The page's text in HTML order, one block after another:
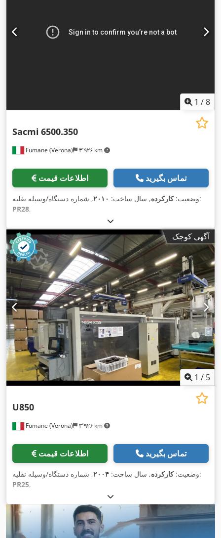
1 /8
Fumane (Verona) ۳٬۹۲۶ km
Sacmi 6500.350
اطلاعات قیمت تماس بگیرید
وضعیت:کارکرده, سال ساخت: ۲۰۱۰
, شماره دستگاه/وسیله نقلیه:
PR28,
آگهی کوچک
1 / 5
Fumane (Verona) ۳٬۹۲۶ km
U850
اطلاعات قیمت تماس بگیرید
وضعیت:کارکرده, سال ساخت: ۲۰۰۴
, شماره دستگاه/وسیله نقلیه:
PR25,